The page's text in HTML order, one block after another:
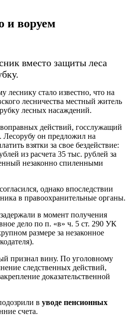
и воруем
вместо защиты леса
леснику стало известно, что на
лесничества местный житель
лесных насаждений.
действий, госслужащий
Лесорубу он предложил на
взятки за свое бездействие:
из расчета 35 тыс. рублей за
незаконно спиленными
однако впоследствии
в правоохранительные органы.
в момент получения
дело по п. «в» ч. 5 ст. 290 УК
размере за незаконное
признал вину. По уголовному
следственных действий,
доказательственной
в уводе пенсионных
счета.